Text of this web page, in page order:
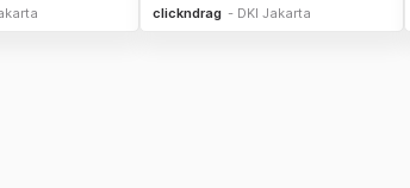
clickndrag DKI Jakarta